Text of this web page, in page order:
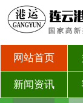
网站首页
新闻资讯